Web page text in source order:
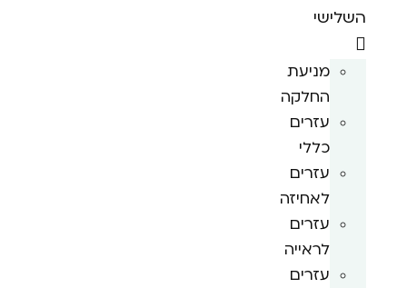
השלישי
מניעת
החלקה
עזרים
כללי
עזרים
לאחיזה
עזרים
לראייה
עזרים